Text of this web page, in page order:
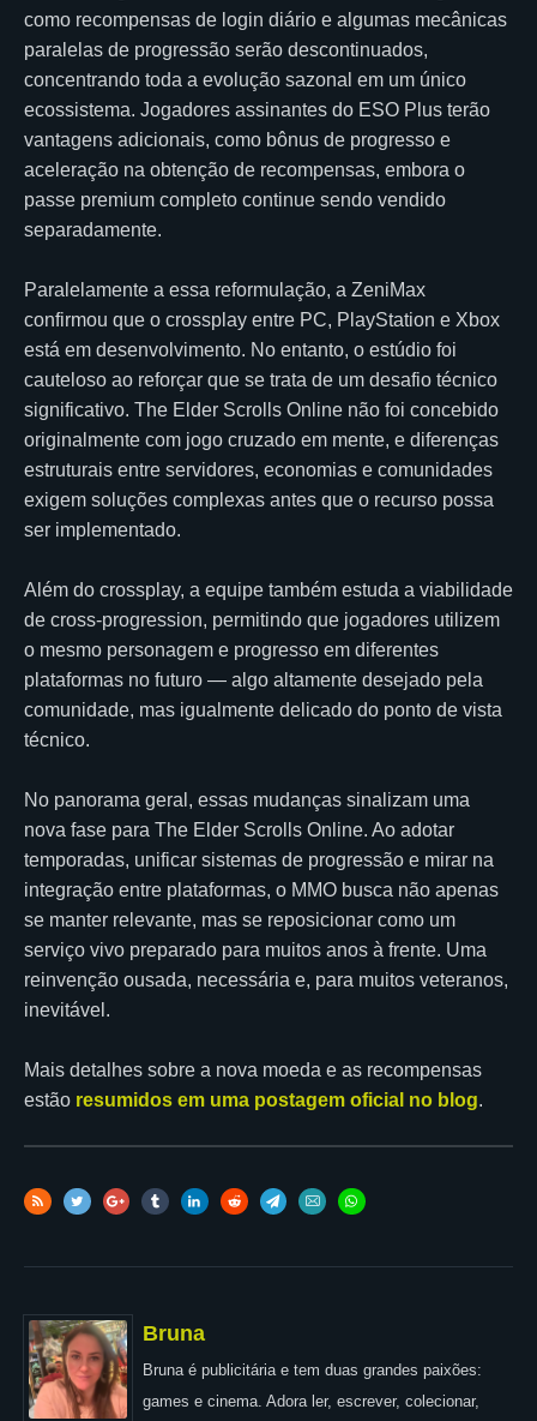
como recompensas de login diário e algumas mecânicas
paralelas de progressão serão descontinuados,
concentrando toda a evolução sazonal em um único
ecossistema. Jogadores assinantes do ESO Plus terão
vantagens adicionais, como bônus de progresso e
aceleração na obtenção de recompensas, embora o
passe premium completo continue sendo vendido
separadamente.
Paralelamente a essa reformulação, a ZeniMax
confirmou que o crossplay entre PC, PlayStation e Xbox
está em desenvolvimento. No entanto, o estúdio foi
cauteloso ao reforçar que se trata de um desafio técnico
significativo. The Elder Scrolls Online não foi concebido
originalmente com jogo cruzado em mente, e diferenças
estruturais entre servidores, economias e comunidades
exigem soluções complexas antes que o recurso possa
ser implementado.
Além do crossplay, a equipe também estuda a viabilidade
de cross-progression, permitindo que jogadores utilizem
o mesmo personagem e progresso em diferentes
plataformas no futuro — algo altamente desejado pela
comunidade, mas igualmente delicado do ponto de vista
técnico.
No panorama geral, essas mudanças sinalizam uma
nova fase para The Elder Scrolls Online. Ao adotar
temporadas, unificar sistemas de progressão e mirar na
integração entre plataformas, o MMO busca não apenas
se manter relevante, mas se reposicionar como um
serviço vivo preparado para muitos anos à frente. Uma
reinvenção ousada, necessária e, para muitos veteranos,
inevitável.
Mais detalhes sobre a nova moeda e as recompensas
estão resumidos em uma postagem oficial no blog.
Bruna
Bruna é publicitária e tem duas grandes paixões:
games e cinema. Adora ler, escrever, colecionar,